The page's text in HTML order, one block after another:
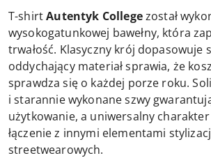
T-shirtAutentyk Collegezostał
wysokogatunkowej bawełny, która
trwałość. Klasyczny krój dopasowuje
oddychający materiał sprawia, że
sprawdza się o każdej porze roku.
i starannie wykonane szwy
użytkowanie, a uniwersalny
łączenie z innymi elementami
streetwearowych.